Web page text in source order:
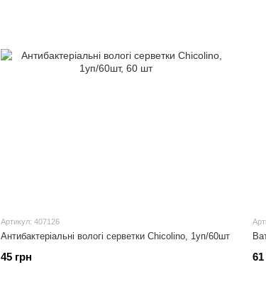
Артикул: 407126
Антибактеріальні вологі серветки Chicolino, 1уп/60шт
45 грн 61